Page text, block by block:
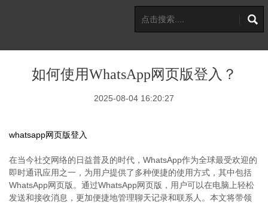
如何使用WhatsApp网页版登入？
2025-08-04 16:20:27
whatsapp网页版登入
在当今社交网络的日益普及的时代，WhatsApp作为全球最受欢迎的
即时通讯应用之一，为用户提供了多种便捷的使用方式，其中包括
WhatsApp网页版。通过WhatsApp网页版，用户可以在电脑上轻松
发送和接收消息，更加便捷地管理聊天记录和联系人。本文将带领